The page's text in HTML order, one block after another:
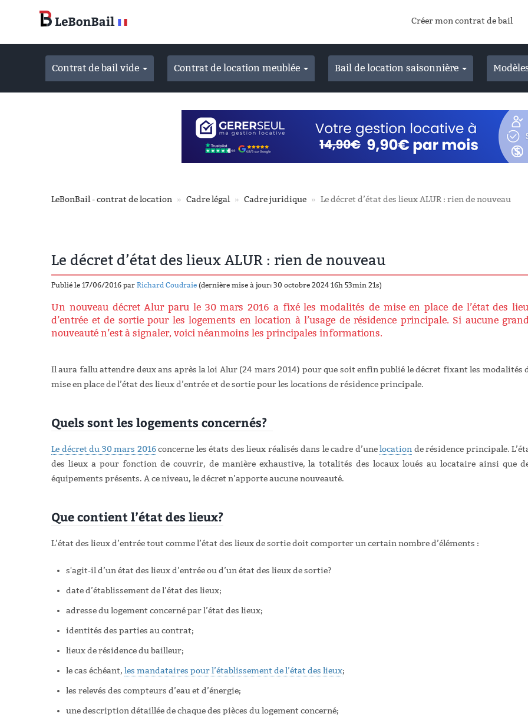
Créer mon contrat de bail
Contrat de bail vide Contrat de location meublée Bail de location saisonnière
LeBonBail - contrat de location Cadre légal Cadre juridique Le décret d’état des lieux ALUR : rien de nouveau
Le décret d’état des lieux ALUR : rien de nouveau
Publié le 17/06/2016 par Richard Coudraie (dernière mise à jour: 30 octobre 2024 16h 53min 21s)
Un nouveau décret Alur paru le 30 mars 2016 a fixé les modalités de mise en place de l’état des
d’entrée et de sortie pour les logements en location à l’usage de résidence principale. Si aucune
nouveauté n’est à signaler, voici néanmoins les principales informations.
Il aura fallu attendre deux ans après la loi Alur (24 mars 2014) pour que soit enfin publié le décret fixant les modalités
mise en place de l’état des lieux d’entrée et de sortie pour les locations de résidence principale.
Quels sont les logements concernés?
Le décret du 30 mars 2016concerne les états des lieux réalisés dans le cadre d’unelocation de résidence principale.
des lieux a pour fonction de couvrir, de manière exhaustive, la totalités des locaux loués au locataire ainsi que
équipements présents. A ce niveau, le décret n’apporte aucune nouveauté.
Que contient l’état des lieux?
L’état des lieux d’entrée tout comme l’état des lieux de sortie doit comporter un certain nombre d’éléments :
s'agit-il d’un état des lieux d’entrée ou d’un état des lieux de sortie?
date d’établissement de l’état des lieux;
adresse du logement concerné par l’état des lieux;
identités des parties au contrat;
lieux de résidence du bailleur;
le cas échéant, les mandataires pour l’établissement de l’état des lieux;
les relevés des compteurs d’eau et d’énergie;
une description détaillée de chaque des pièces du logement concerné;